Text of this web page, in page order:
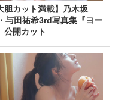
胆カット満載】乃木坂
与田祐希3rd写真集『ヨー
公開カット